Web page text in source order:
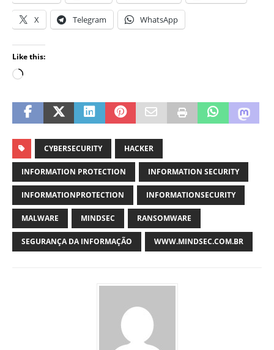
X Telegram WhatsApp
Like this:
CYBERSECURITY HACKER
INFORMATION PROTECTION INFORMATION SECURITY
INFORMATIONPROTECTION INFORMATIONSECURITY
MALWARE MINDSEC RANSOMWARE
SEGURANÇA DA INFORMAÇÃO WWW.MINDSEC.COM.BR